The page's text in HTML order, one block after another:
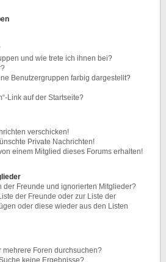
und wie trete ich ihnen bei?
Benutzergruppen farbig dargestellt?
Link auf der Startseite?
verschicken!
Private Nachrichten!
einem Mitglied dieses Forums erhalten!
der Freunde und ignorierten Mitglieder?
der Freunde oder zur Liste der
oder diese wieder aus den Listen
mehrere Foren durchsuchen?
keine Ergebnisse?